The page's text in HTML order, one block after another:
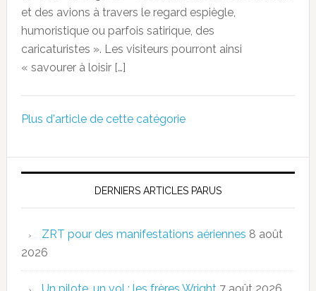
et des avions à travers le regard espiègle,
humoristique ou parfois satirique, des
caricaturistes ». Les visiteurs pourront ainsi
« savourer à loisir […]
Plus d'article de cette catégorie
DERNIERS ARTICLES PARUS
ZRT pour des manifestations aériennes 8 août
2026